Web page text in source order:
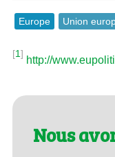
Europe Union
[1]
http://
Nous